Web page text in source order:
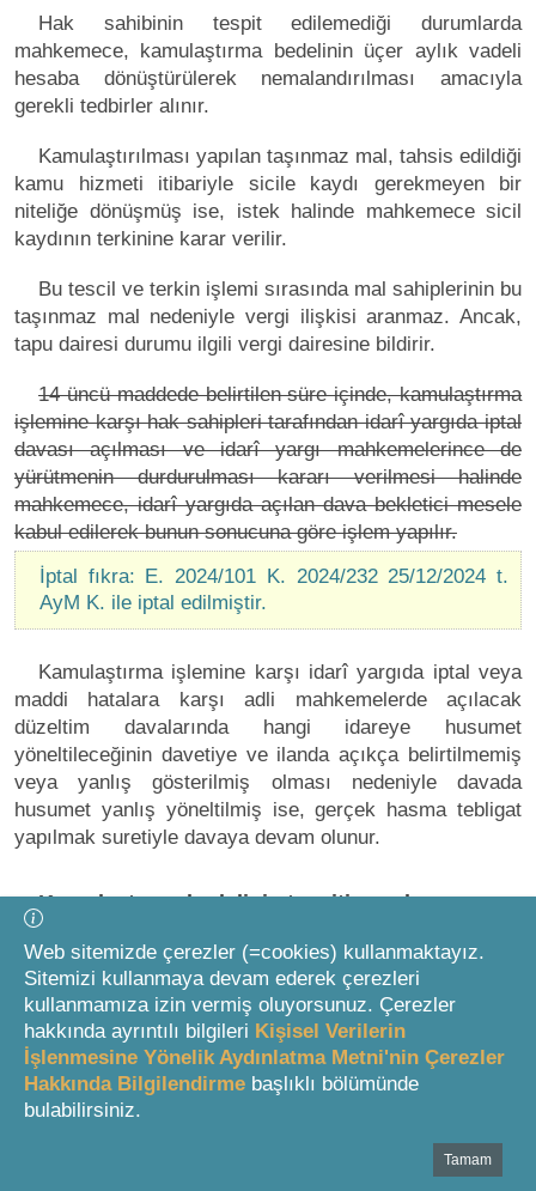
Hak sahibinin tespit edilemediği durumlarda
mahkemece, kamulaştırma bedelinin üçer aylık vadeli
hesaba dönüştürülerek nemalandırılması amacıyla
gerekli tedbirler alınır.
Kamulaştırılması yapılan taşınmaz mal, tahsis edildiği
kamu hizmeti itibariyle sicile kaydı gerekmeyen bir
niteliğe dönüşmüş ise, istek halinde mahkemece sicil
kaydının terkinine karar verilir.
Bu tescil ve terkin işlemi sırasında mal sahiplerinin bu
taşınmaz mal nedeniyle vergi ilişkisi aranmaz. Ancak,
tapu dairesi durumu ilgili vergi dairesine bildirir.
14 üncü maddede belirtilen süre içinde, kamulaştırma
işlemine karşı hak sahipleri tarafından idarî yargıda iptal
davası açılması ve idarî yargı mahkemelerince de
yürütmenin durdurulması kararı verilmesi halinde
mahkemece, idarî yargıda açılan dava bekletici mesele
kabul edilerek bunun sonucuna göre işlem yapılır.
İptal fıkra: E. 2024/101 K. 2024/232 25/12/2024 t.
AyM K. ile iptal edilmiştir.
Kamulaştırma işlemine karşı idarî yargıda iptal veya
maddi hatalara karşı adli mahkemelerde açılacak
düzeltim davalarında hangi idareye husumet
yöneltileceğinin davetiye ve ilanda açıkça belirtilmemiş
veya yanlış gösterilmiş olması nedeniyle davada
husumet yanlış yöneltilmiş ise, gerçek hasma tebligat
yapılmak suretiyle davaya devam olunur.
Kamulaştırma bedelinin tespiti esasları
Değişik kenar başlığı: 24/04/2001 t. 4650 s. K. m.6
MADDE 11
Değişik madde: 24/04/2001 t. 4650 s. K. m.6
15 inci madde uyarınca oluşturulacak bilirkişi kurulu,
Web sitemizde çerezler (=cookies) kullanmaktayız.
Sitemizi kullanmaya devam ederek çerezleri
kullanmamıza izin vermiş oluyorsunuz. Çerezler
hakkında ayrıntılı bilgileri Kişisel Verilerin
İşlenmesine Yönelik Aydınlatma Metni'nin Çerezler
Hakkında Bilgilendirme başlıklı bölümünde
bulabilirsiniz.
Tamam